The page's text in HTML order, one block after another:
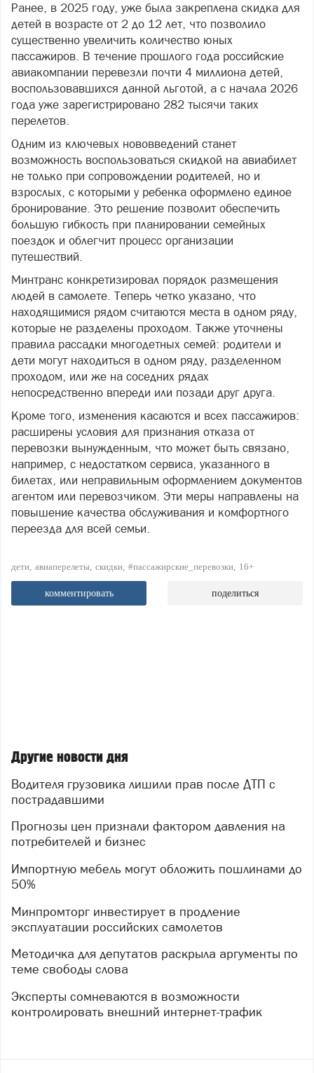
Ранее, в 2025 году, уже была закреплена скидка для
детей в возрасте от 2 до 12 лет, что позволило
существенно увеличить количество юных
пассажиров. В течение прошлого года российские
авиакомпании перевезли почти 4 миллиона детей,
воспользовавшихся данной льготой, а с начала 2026
года уже зарегистрировано 282 тысячи таких
перелетов.
Одним из ключевых нововведений станет
возможность воспользоваться скидкой на авиабилет
не только при сопровождении родителей, но и
взрослых, с которыми у ребенка оформлено единое
бронирование. Это решение позволит обеспечить
большую гибкость при планировании семейных
поездок и облегчит процесс организации
путешествий.
Минтранс конкретизировал порядок размещения
людей в самолете. Теперь четко указано, что
находящимися рядом считаются места в одном ряду,
которые не разделены проходом. Также уточнены
правила рассадки многодетных семей: родители и
дети могут находиться в одном ряду, разделенном
проходом, или же на соседних рядах
непосредственно впереди или позади друг друга.
Кроме того, изменения касаются и всех пассажиров:
расширены условия для признания отказа от
перевозки вынужденным, что может быть связано,
например, с недостатком сервиса, указанного в
билетах, или неправильным оформлением документов
агентом или перевозчиком. Эти меры направлены на
повышение качества обслуживания и комфортного
переезда для всей семьи.
дети авиаперелеты скидки #пассажирские_перевозки 16+
комментировать поделиться
Другие новости дня
Водителя грузовика лишили прав после ДТП с
пострадавшими
Прогнозы цен признали фактором давления на
потребителей и бизнес
Импортную мебель могут обложить пошлинами до
50%
Минпромторг инвестирует в продление
эксплуатации российских самолетов
Методичка для депутатов раскрыла аргументы по
теме свободы слова
Эксперты сомневаются в возможности
контролировать внешний интернет-трафик